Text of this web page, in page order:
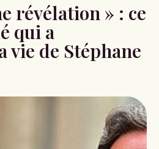
révélation » : ce
qui a
vie de Stéphane